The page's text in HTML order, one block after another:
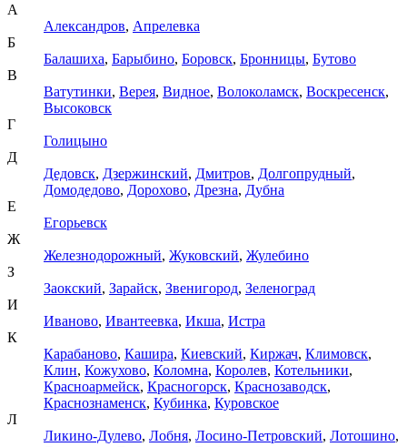
А
Александров, Апрелевка
Б
Балашиха, Барыбино, Боровск, Бронницы, Бутово
В
Ватутинки, Верея, Видное, Волоколамск, Воскресенск,
Высоковск
Г
Голицыно
Д
Дедовск, Дзержинский, Дмитров, Долгопрудный,
Домодедово, Дорохово, Дрезна, Дубна
Е
Егорьевск
Ж
Железнодорожный, Жуковский, Жулебино
З
Заокский, Зарайск, Звенигород, Зеленоград
И
Иваново, Ивантеевка, Икша, Истра
К
Карабаново, Кашира, Киевский, Киржач, Климовск,
Клин, Кожухово, Коломна, Королев, Котельники,
Красноармейск, Красногорск, Краснозаводск,
Краснознаменск, Кубинка, Куровское
Л
Ликино-Дулево, Лобня, Лосино-Петровский, Лотошино,